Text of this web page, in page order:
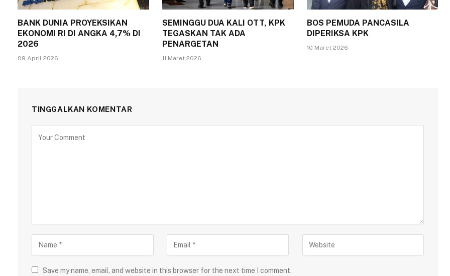
BANK DUNIA PROYEKSIKAN
EKONOMI RI DI ANGKA 4,7% DI
2026
09 April 2026
SEMINGGU DUA KALI OTT, KPK
TEGASKAN TAK ADA
PENARGETAN
11 Maret 2026
BOS PEMUDA PANCASILA
DIPERIKSA KPK
10 Maret 2026
TINGGALKAN KOMENTAR
Save my name, email, and website in this browser for the next time I comment.